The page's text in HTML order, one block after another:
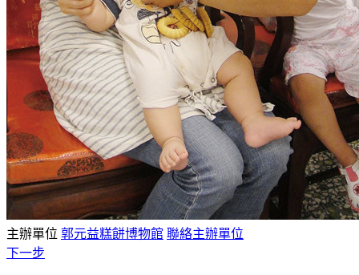
主辦單位 郭元益糕餅博物館 聯絡主辦單位
下一步